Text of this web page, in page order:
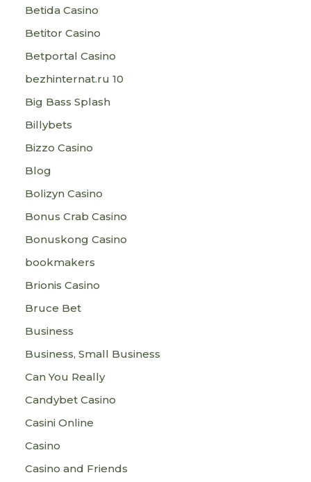
Betida Casino
Betitor Casino
Betportal Casino
bezhinternat.ru 10
Big Bass Splash
Billybets
Bizzo Casino
Blog
Bolizyn Casino
Bonus Crab Casino
Bonuskong Casino
bookmakers
Brionis Casino
Bruce Bet
Business
Business, Small Business
Can You Really
Candybet Casino
Casini Online
Casino
Casino and Friends